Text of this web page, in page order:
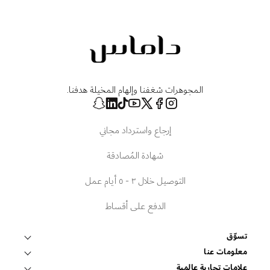
المجوهرات شغفنا وإلهام المخيلة هدفنا.
إرجاع واسترداد مجاني
شهادة المُصادقة
التوصيل خلال ٣ - ٥ أيام عمل
الدفع على أقساط
تسوّق
قلادات وتعليقات
معلومات عنا
عالم داماس